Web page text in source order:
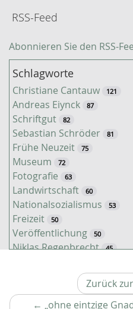
RSS-Feed
Abonnieren Sie den RSS-
Schlagworte
Christiane Cantauw 121
Andreas Eiynck 87
Schriftgut 82
Sebastian Schröder 81
Frühe Neuzeit 75
Museum 72
Fotografie 63
Landwirtschaft 60
Nationalsozialismus 53
Freizeit 50
Veröffentlichung 50
Niklas Regenbrecht 45
Christof Spannhoff 31
← „ohne eintzige
Zurück